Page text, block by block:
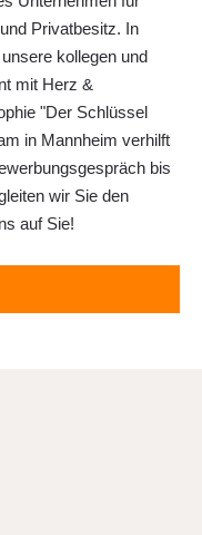
Privatbesitz. In
kollegen und
mit Herz &
"Der Schlüssel
in Mannheim verhilft
bis
wir Sie den
auf Sie!